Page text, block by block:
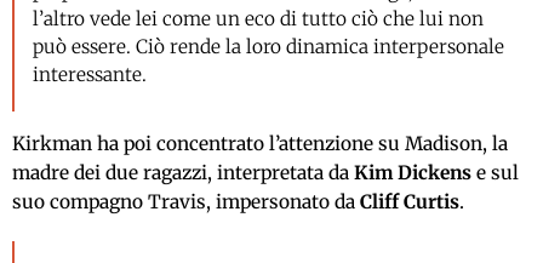
l’altro vede lei come un eco di tutto ciò che lui non
può essere. Ciò rende la loro dinamica interpersonale
interessante.
Kirkman ha poi concentrato l’attenzione su Madison, la
madre dei due ragazzi, interpretata da Kim Dickens e sul
suo compagno Travis, impersonato da Cliff Curtis.